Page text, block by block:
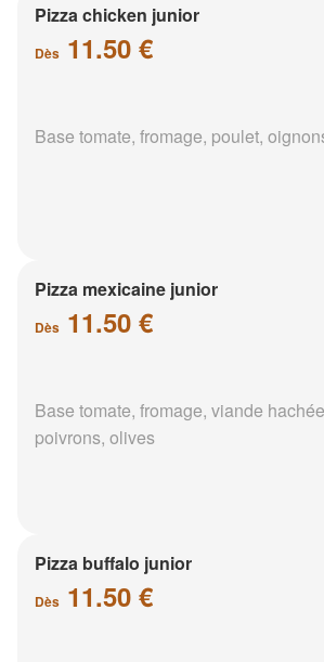
Pizza chicken junior
Dès 11.50 €
Base tomate, fromage, poulet,
Pizza mexicaine junior
Dès 11.50 €
Base tomate, fromage, viande
poivrons, olives
Pizza buffalo junior
Dès 11.50 €